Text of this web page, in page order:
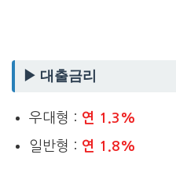
▶ 대출금리
우대형 : 연 1.3%
일반형 : 연 1.8%